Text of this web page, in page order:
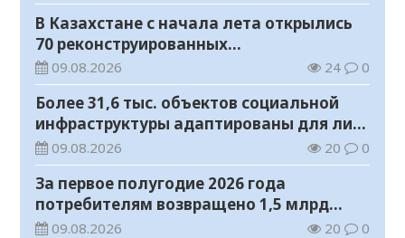
В Казахстане с начала лета открылись
70 реконструированных
железнодорожных вокзалов
09.08.2026 24 0
Более 31,6 тыс. объектов социальной
инфраструктуры адаптированы для лиц
с инвалидностью
09.08.2026 20 0
За первое полугодие 2026 года
потребителям возвращено 1,5 млрд
тенге
09.08.2026 20 0